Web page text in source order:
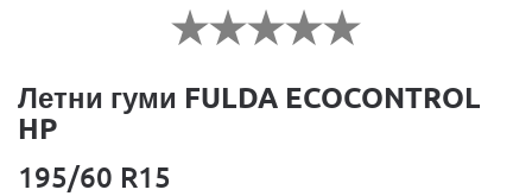
Летни гуми FULDA ECOCONTROL
HP
195/60 R15